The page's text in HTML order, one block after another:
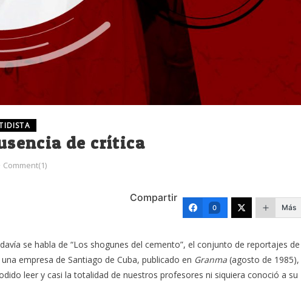
de crítica
Comment(1)
Compartir
0 Más
se habla de “Los shogunes del cemento”, el conjunto de reportajes de
empresa de Santiago de Cuba, publicado en Granma (agosto de 1985),
leer y casi la totalidad de nuestros profesores ni siquiera conoció a su